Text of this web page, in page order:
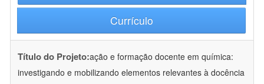
Currículo
Título do Projeto:ação e formação docente em química:
investigando e mobilizando elementos relevantes à docência